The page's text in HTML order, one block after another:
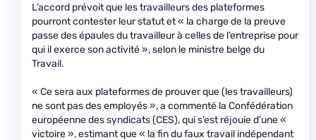
L’accord prévoit que les travailleurs des plateformes
pourront contester leur statut et « la charge de la preuve
passe des épaules du travailleur à celles de l’entreprise pour
qui il exerce son activité », selon le ministre belge du
Travail.
« Ce sera aux plateformes de prouver que (les travailleurs)
ne sont pas des employés », a commenté la Confédération
européenne des syndicats (CES), qui s’est réjouie d’une «
victoire », estimant que « la fin du faux travail indépendant